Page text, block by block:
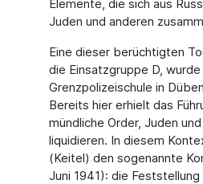
Elemente, die sich aus
Juden und anderen
Eine dieser berüchtigten
die Einsatzgruppe D, wurde
Grenzpolizeischule in
Bereits hier erhielt das
mündliche Order, Juden
liquidieren. In diesem
(Keitel) den sogenannte
Juni 1941): die